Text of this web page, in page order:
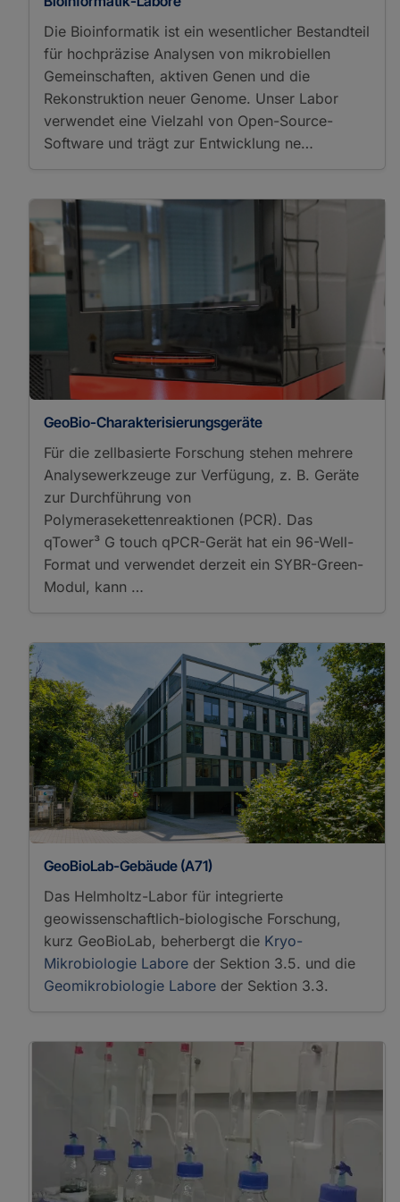
Gas Chromatography
Ion Chromatography
Total Organic Carbon
Analysis
Material Properties
Zeta-Potential
Instruments
Particle Analysis
Photon/Optical Detectors
Microscopy
Optical Microscopy
Photometry
Polarization Microscopy
Sample Preparation
Drying
Electrophoresis
Evaporating
Gel Documentation
Gel Electrophoresis
Solid-Phase Extraction
Spectrometers/Radiometers
Cavity Ring Down
Infrared Spectroscopy
Gas Chromatography
Isotope Ratio Mass
Spectrometry
Thermoanalytical Methods
Differential Scanning
Calorimetry
Differential Thermal
Analysis
Thermogravimetric
Analysis
X-Ray/Gamma Ray
X-Ray Powder
Diffraction
Kryo-Mikrobiologie
Kultivierung
Mikrokosmos
Mineralogie
Paläogeowissenschaften
Die Bioinformatik ist ein wesentlicher Bestandteil
für hochpräzise Analysen von mikrobiellen
Gemeinschaften, aktiven Genen und die
Rekonstruktion neuer Genome. Unser Labor
verwendet eine Vielzahl von Open-Source-
Software und trägt zur Entwicklung ne…
GeoBio-Charakterisierungsgeräte
Für die zellbasierte Forschung stehen mehrere
Analysewerkzeuge zur Verfügung, z. B. Geräte
zur Durchführung von
Polymerasekettenreaktionen (PCR). Das
qTower³ G touch qPCR-Gerät hat ein 96-Well-
Format und verwendet derzeit ein SYBR-Green-
Modul, kann …
GeoBioLab-Gebäude (A71)
Das Helmholtz-Labor für integrierte
geowissenschaftlich-biologische Forschung,
kurz GeoBioLab, beherbergt die Kryo-
Mikrobiologie Labore der Sektion 3.5. und die
Geomikrobiologie Labore der Sektion 3.3.